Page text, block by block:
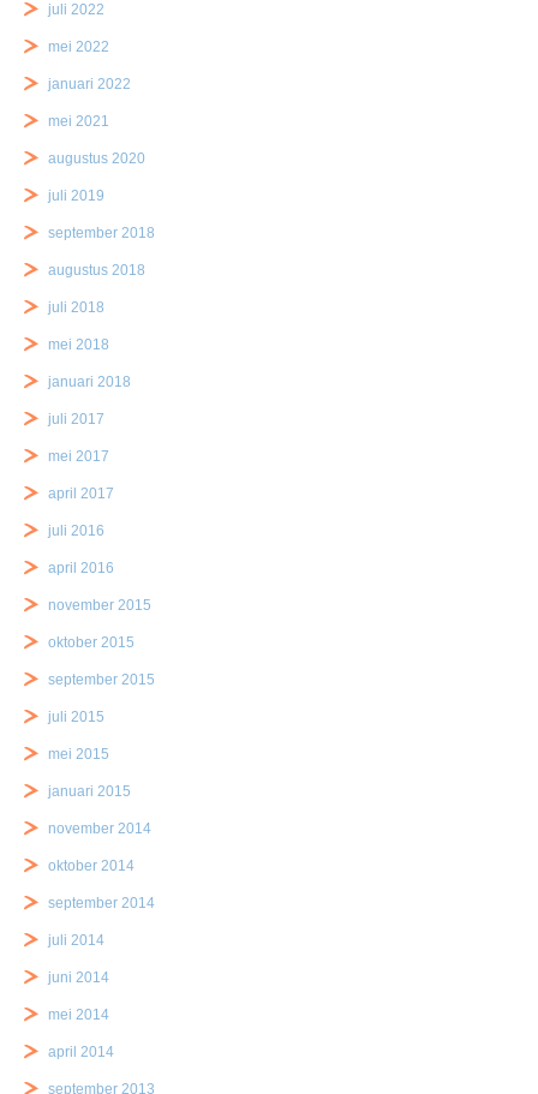
juli 2022
mei 2022
januari 2022
mei 2021
augustus 2020
juli 2019
september 2018
augustus 2018
juli 2018
mei 2018
januari 2018
juli 2017
mei 2017
april 2017
juli 2016
april 2016
november 2015
oktober 2015
september 2015
juli 2015
mei 2015
januari 2015
november 2014
oktober 2014
september 2014
juli 2014
juni 2014
mei 2014
april 2014
september 2013